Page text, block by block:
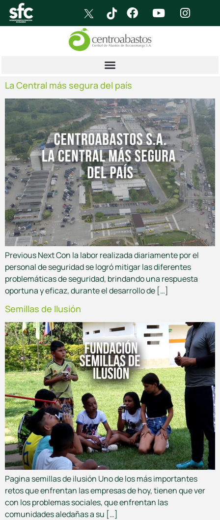
La Central más segura del país
Previous Next Con la labor realizada diariamente por el
personal de seguridad se logró mitigar las diferentes
problemáticas de seguridad, brindando una respuesta
oportuna y eficaz, durante el desarrollo de […]
Semillas de Ilusión
Pagina semillas de ilusión Uno de los más importantes
retos que enfrentan las empresas de hoy, tienen que ver
con los problemas sociales, que enfrentan las
comunidades aledañas a su […]